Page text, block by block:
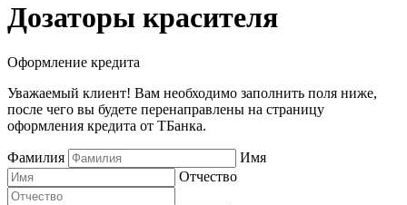
Дозаторы красителя
Оформление кредита
Уважаемый клиент! Вам необходимо заполнить поля ниже,
после чего вы будете перенаправлены на страницу
оформления кредита от ТБанка.
Фамилия
Имя
Отчество